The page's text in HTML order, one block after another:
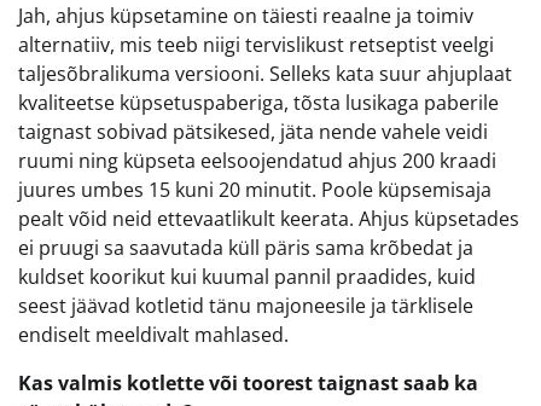
Jah, ahjus küpsetamine on täiesti reaalne ja toimiv
alternatiiv, mis teeb niigi tervislikust retseptist veelgi
taljesõbralikuma versiooni. Selleks kata suur ahjuplaat
kvaliteetse küpsetuspaberiga, tõsta lusikaga paberile
taignast sobivad pätsikesed, jäta nende vahele veidi
ruumi ning küpseta eelsoojendatud ahjus 200 kraadi
juures umbes 15 kuni 20 minutit. Poole küpsemisaja
pealt võid neid ettevaatlikult keerata. Ahjus küpsetades
ei pruugi sa saavutada küll päris sama krõbedat ja
kuldset koorikut kui kuumal pannil praadides, kuid
seest jäävad kotletid tänu majoneesile ja tärklisele
endiselt meeldivalt mahlased.
Kas valmis kotlette või toorest taignast saab ka